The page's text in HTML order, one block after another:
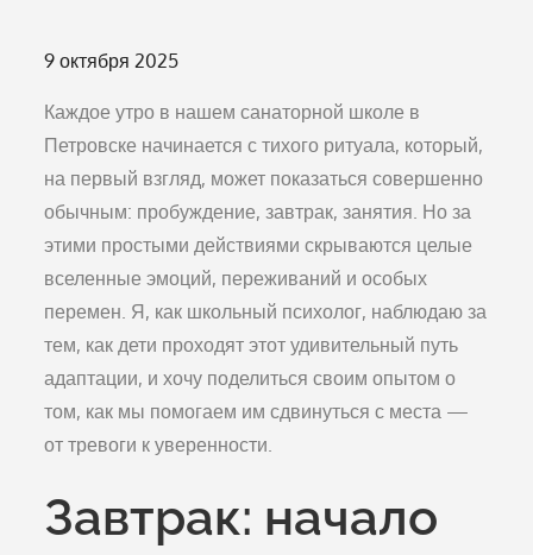
Опубликовано
9 октября 2025
Каждое утро в нашем санаторной школе в
Петровске начинается с тихого ритуала, который,
на первый взгляд, может показаться совершенно
обычным: пробуждение, завтрак, занятия. Но за
этими простыми действиями скрываются целые
вселенные эмоций, переживаний и особых
перемен. Я, как школьный психолог, наблюдаю за
тем, как дети проходят этот удивительный путь
адаптации, и хочу поделиться своим опытом о
том, как мы помогаем им сдвинуться с места —
от тревоги к уверенности.
Завтрак: начало